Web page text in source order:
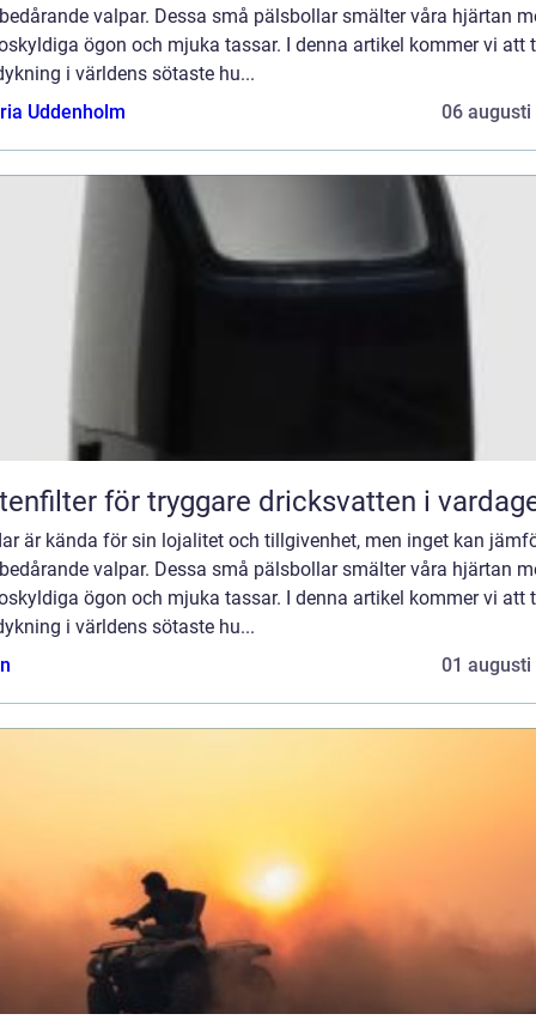
valpar. Dessa små pälsbollar smälter våra hjärtan
ögon och mjuka tassar. I denna artikel kommer vi att
i världens sötaste hu...
Uddenholm
06 augusti
för tryggare dricksvatten i
är kända för sin lojalitet och tillgivenhet, men inget kan
valpar. Dessa små pälsbollar smälter våra hjärtan
ögon och mjuka tassar. I denna artikel kommer vi att
i världens sötaste hu...
01 augusti